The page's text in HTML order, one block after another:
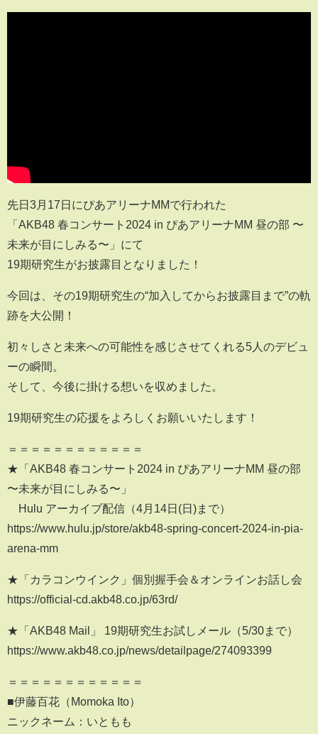
先日3月17日にぴあアリーナMMで行われた
「AKB48 春コンサート2024 in ぴあアリーナMM 昼の部 〜
未来が目にしみる〜」にて
19期研究生がお披露目となりました！
今回は、その19期研究生の“加入してからお披露目まで”の軌
跡を大公開！
初々しさと未来への可能性を感じさせてくれる5人のデビュ
ーの瞬間。
そして、今後に掛ける想いを収めました。
19期研究生の応援をよろしくお願いいたします！
＝＝＝＝＝＝＝＝＝＝＝＝
★「AKB48 春コンサート2024 in ぴあアリーナMM 昼の部
〜未来が目にしみる〜」
Hulu アーカイブ配信（4月14日(日)まで）
https://www.hulu.jp/store/akb48-spring-concert-2024-in-pia-
arena-mm
★「カラコンウインク」個別握手会＆オンラインお話し会
https://official-cd.akb48.co.jp/63rd/
★「AKB48 Mail」 19期研究生お試しメール（5/30まで）
https://www.akb48.co.jp/news/detailpage/274093399
＝＝＝＝＝＝＝＝＝＝＝＝
■伊藤百花（Momoka Ito）
ニックネーム：いともも